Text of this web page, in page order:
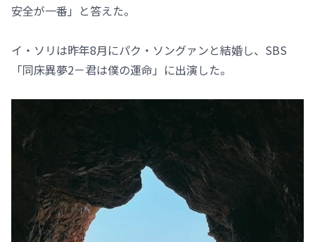
安全が一番」と答えた。
イ・ソリは昨年8月にパク・ソングァンと結婚し、SBS
「同床異夢2－君は僕の運命」に出演した。